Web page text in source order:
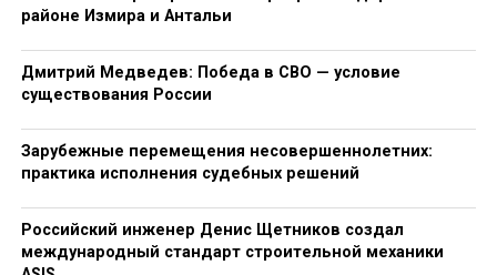
районе Измира и Антальи
Дмитрий Медведев: Победа в СВО — условие
существования России
Зарубежные перемещения несовершеннолетних:
практика исполнения судебных решений
Российский инженер Денис Щетников создал
международный стандарт строительной механики